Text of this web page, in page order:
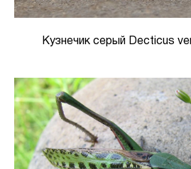
Кузнечик серый Decticus